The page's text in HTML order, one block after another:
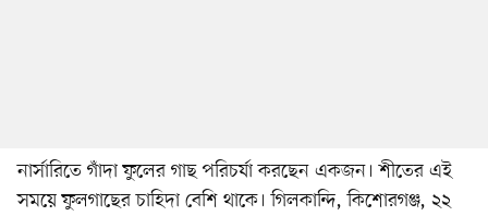
নার্সারিতে গাঁদা ফুলের গাছ পরিচর্যা করছেন একজন। শীতের এই
সময়ে ফুলগাছের চাহিদা বেশি থাকে। গিলকান্দি, কিশোরগঞ্জ, ২২